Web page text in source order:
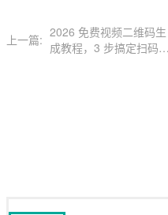
上一篇: 2026 免费视频二维码生
成教程，3 步搞定扫码直